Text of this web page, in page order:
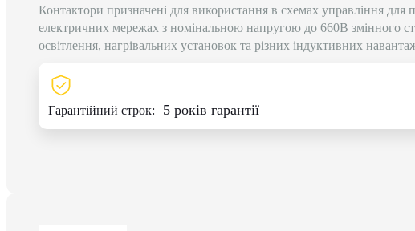
Контактори призначені для використання в схемах управління
електричних мережах з номінальною напругою до 660В змінного
освітлення, нагрівальних установок та різних індуктивних
Гарантійний строк: 5 років гарантії